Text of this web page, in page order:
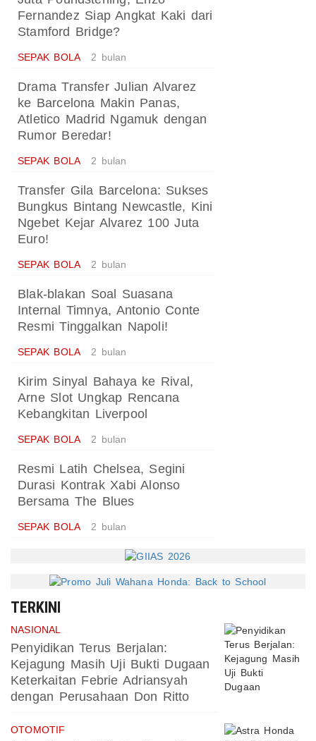
Fernandez Siap Angkat Kaki dari
Stamford Bridge?
SEPAK BOLA 2 bulan
Drama Transfer Julian Alvarez
ke Barcelona Makin Panas,
Atletico Madrid Ngamuk dengan
Rumor Beredar!
SEPAK BOLA 2 bulan
Transfer Gila Barcelona: Sukses
Bungkus Bintang Newcastle, Kini
Ngebet Kejar Alvarez 100 Juta
Euro!
SEPAK BOLA 2 bulan
Blak-blakan Soal Suasana
Internal Timnya, Antonio Conte
Resmi Tinggalkan Napoli!
SEPAK BOLA 2 bulan
Kirim Sinyal Bahaya ke Rival,
Arne Slot Ungkap Rencana
Kebangkitan Liverpool
SEPAK BOLA 2 bulan
Resmi Latih Chelsea, Segini
Durasi Kontrak Xabi Alonso
Bersama The Blues
SEPAK BOLA 2 bulan
TERKINI
NASIONAL
Penyidikan Terus Berjalan:
Kejagung Masih Uji Bukti Dugaan
Keterkaitan Febrie Adriansyah
dengan Perusahaan Don Ritto
OTOMOTIF